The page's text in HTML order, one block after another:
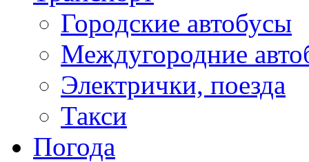
Городские автобусы
Междугородние
Электрички, поезда
Такси
Погода